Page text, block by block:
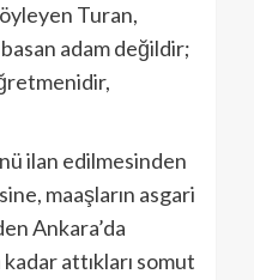
Turan,
adam değildir;
ilan edilmesinden
maaşların asgari
Ankara’da
attıkları somut